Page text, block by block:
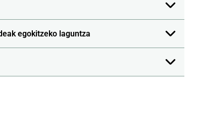
egokitzeko laguntza